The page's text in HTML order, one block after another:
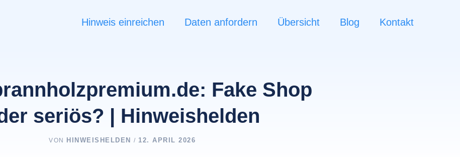
Hinweis einreichen Daten anfordern Übersicht Blog Kontakt
Fake Shop
seriös? | Hinweishelden
VON HINWEISHELDEN / 12. APRIL 2026